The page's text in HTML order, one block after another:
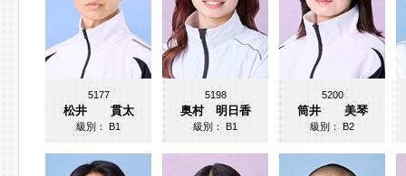
5177
松井 貫太
級別：B1
5198
奥村 明日香
級別：B1
5200
筒井 美琴
級別：B2